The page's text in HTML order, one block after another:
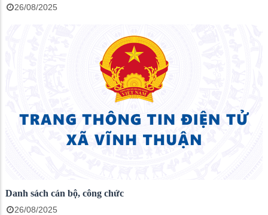
26/08/2025
Danh sách cán bộ, công chức
26/08/2025